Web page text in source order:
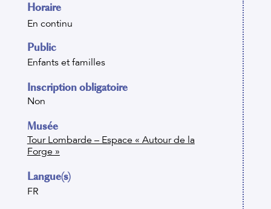
Horaire
En continu
Public
Enfants et familles
Inscription obligatoire
Non
Musée
Tour Lombarde – Espace « Autour de la
Forge »
Langue(s)
FR